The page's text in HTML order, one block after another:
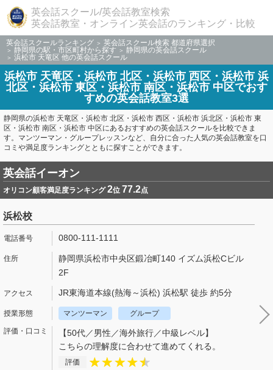
英会話スクール/英会話教室検索
英会話教室・オンライン英会話のランキング・比較
英会話スクールランキング
英会話スクール検索 都道府県選択
静岡県の駅・市区町村から探す
静岡県の英会話スクール
浜松市 天竜区 他の英会話スクール
浜松市 天竜区・浜松市 北区・浜松市 西区・浜松市 浜
北区・浜松市 東区・浜松市 南区・浜松市 中区でおす
すめの英会話教室3選
静岡県の浜松市 天竜区・浜松市 北区・浜松市 西区・浜松市 浜北区・浜松市 東
区・浜松市 南区・浜松市 中区にあるおすすめの英会話スクールを比較できま
す。マンツーマン・グループレッスンなど、自分に合った人気の英会話教室を口
コミや満足度ランキングとともに探すことができます。
英会話イーオン
オリコン顧客満足度ランキング2位 77.2点
浜松校
0800-111-1111
静岡県浜松市中央区鍛冶町140 イズム浜松Cビル
2F
JR東海道本線(熱海～浜松) 浜松駅 徒歩 約5分
マンツーマン グループ
【50代／男性／海外旅行／中級レベル】
こちらの理解度に合わせて進めてくれる。
評価